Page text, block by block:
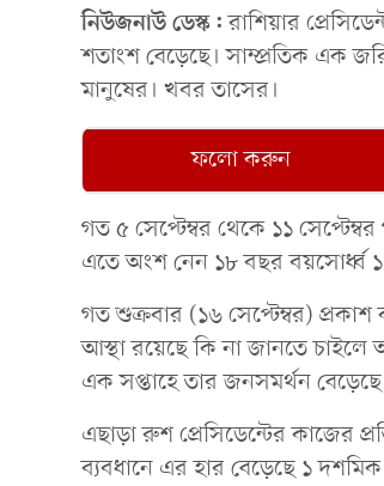
নিউজনাউ ডেস্ক:রাশিয়ার
শতাংশ বেড়েছে। সাম্প্রতিক এক
মানুষের। খবর তাসের।
ফলো করুন
গত ৫ সেপ্টেম্বর থেকে ১১
এতে অংশ নেন ১৮ বছর বয়সোর্ধ্ব
গত শুক্রবার (১৬ সেপ্টেম্বর)
আস্থা রয়েছে কি না জানতে চাইলে
এক সপ্তাহে তার জনসমর্থন
এছাড়া রুশ প্রেসিডেন্টের কাজের
ব্যবধানে এর হার বেড়েছে ১